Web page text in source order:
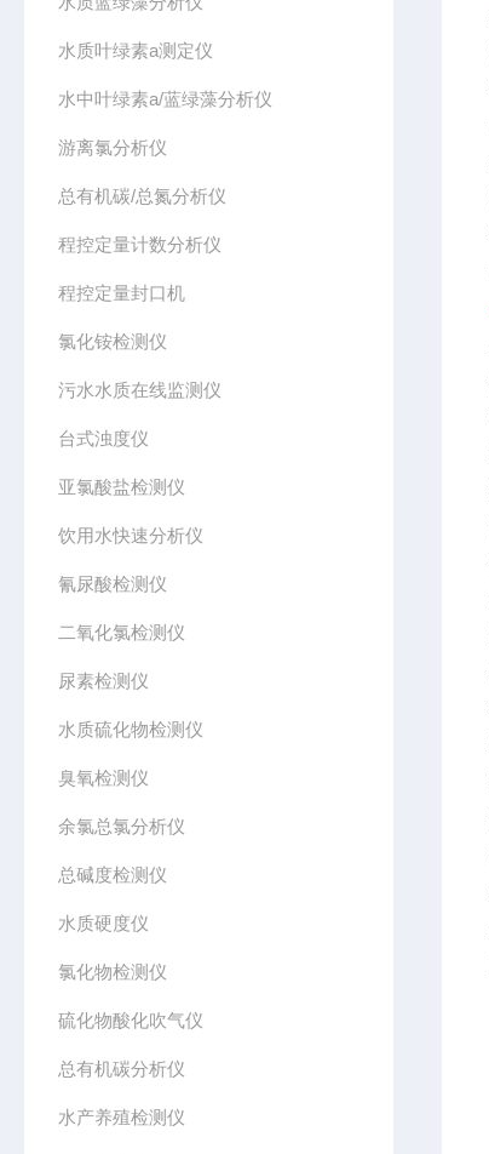
水质叶绿素a测定仪
水中叶绿素a/蓝绿藻分析仪
游离氯分析仪
总有机碳/总氮分析仪
程控定量计数分析仪
程控定量封口机
氯化铵检测仪
污水水质在线监测仪
台式浊度仪
亚氯酸盐检测仪
饮用水快速分析仪
氰尿酸检测仪
二氧化氯检测仪
尿素检测仪
水质硫化物检测仪
臭氧检测仪
余氯总氯分析仪
总碱度检测仪
水质硬度仪
氯化物检测仪
硫化物酸化吹气仪
总有机碳分析仪
水产养殖检测仪